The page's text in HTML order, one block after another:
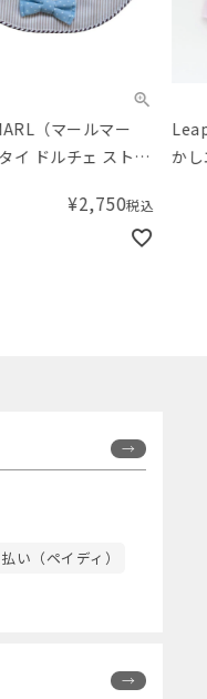
（マールマー
イ ドルチェ ストラ
¥2,750税込
か
い（ペイディ）